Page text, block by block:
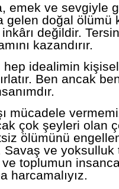
emek ve sevgiyle
gelen doğal ölümü
inkârı değildir.
kazandırır.
hep idealimin
Ben ancak
mücadele
çok şeyleri olan
ölümünü
Savaş ve yoksulluk
toplumun
harcamalıyız.